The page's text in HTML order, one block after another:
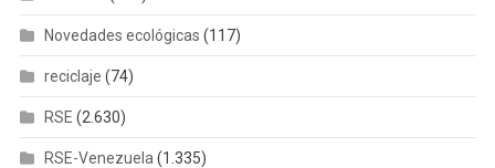
Novedades ecológicas (117)
reciclaje (74)
RSE (2.630)
RSE-Venezuela (1.335)